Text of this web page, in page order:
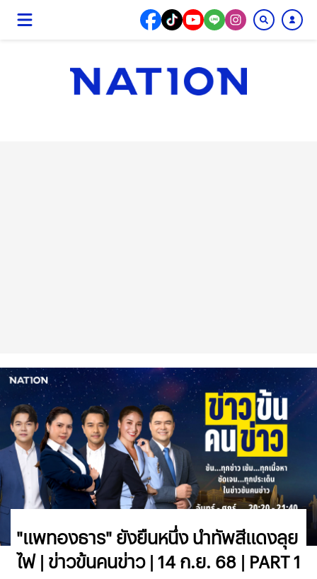
"เเพทองธาร" ยังยืนหนึ่ง นำทัพสีเเดงลุย
ไฟ | ข่าวข้นคนข่าว | 14 ก.ย. 68 | PART 1